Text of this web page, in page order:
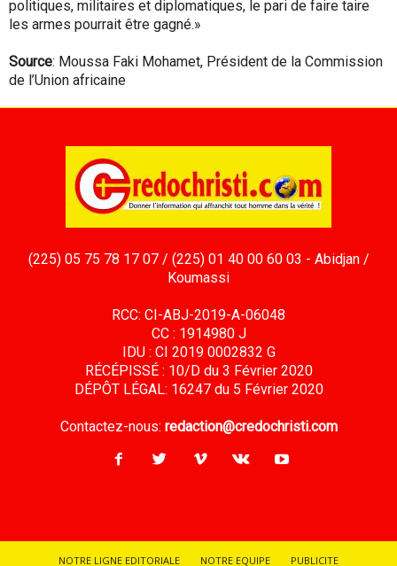
politiques, militaires et diplomatiques, le pari de faire taire
les armes pourrait être gagné.»
Source: Moussa Faki Mohamet, Président de la Commission
de l’Union africaine
(225) 05 75 78 17 07 / (225) 01 40 00 60 03 - Abidjan /
Koumassi
RCC: CI-ABJ-2019-A-06048
CC : 1914980 J
IDU : CI 2019 0002832 G
RÉCÉPISSÉ : 10/D du 3 Février 2020
DÉPÔT LÉGAL: 16247 du 5 Février 2020
Contactez-nous: redaction@credochristi.com
NOTRE LIGNE EDITORIALE NOTRE EQUIPE PUBLICITE